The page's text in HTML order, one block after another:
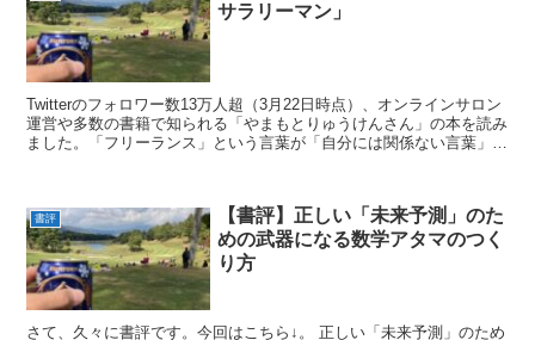
サラリーマン」
Twitterのフォロワー数13万人超（3月22日時点）、オンラインサロン
運営や多数の書籍で知られる「やまもとりゅうけんさん」の本を読み
ました。「フリーランス」という言葉が「自分には関係ない言葉」と
書評
【書評】正しい「未来予測」のた
めの武器になる数学アタマのつく
り方
さて、久々に書評です。今回はこちら↓。 正しい「未来予測」のため